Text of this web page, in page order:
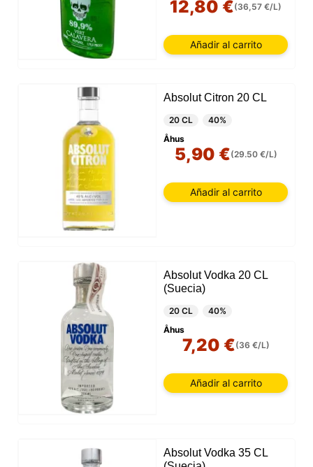
12,80 €(36,57 €/L)
Añadir al carrito
Absolut Citron 20 CL
20 CL
40%
Åhus
5,90 €(29.50 €/L)
Añadir al carrito
Absolut Vodka 20 CL
(Suecia)
20 CL
40%
Åhus
7,20 €(36 €/L)
Añadir al carrito
Absolut Vodka 35 CL